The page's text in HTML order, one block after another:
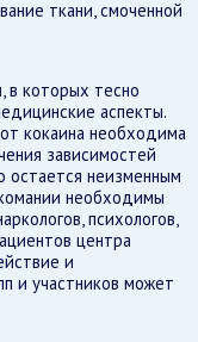
ткани, смоченной
в которых тесно
аспекты.
кокаина необходима
зависимостей
остается неизменным
необходимы
психологов,
центра
и
и участников может